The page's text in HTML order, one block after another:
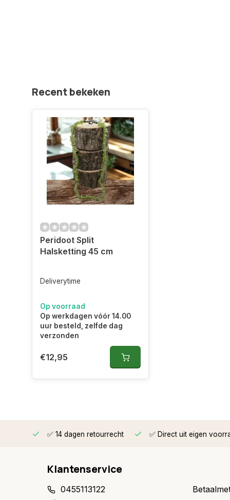
Recent bekeken
Peridoot Split
Halsketting 45 cm
Deliverytime
Op voorraad
Op werkdagen vóór 14.00
uur besteld, zelfde dag
verzonden
€12,95
✅ 14 dagen retourrecht ✅ Direct uit eigen
Klantenservice
0455113122